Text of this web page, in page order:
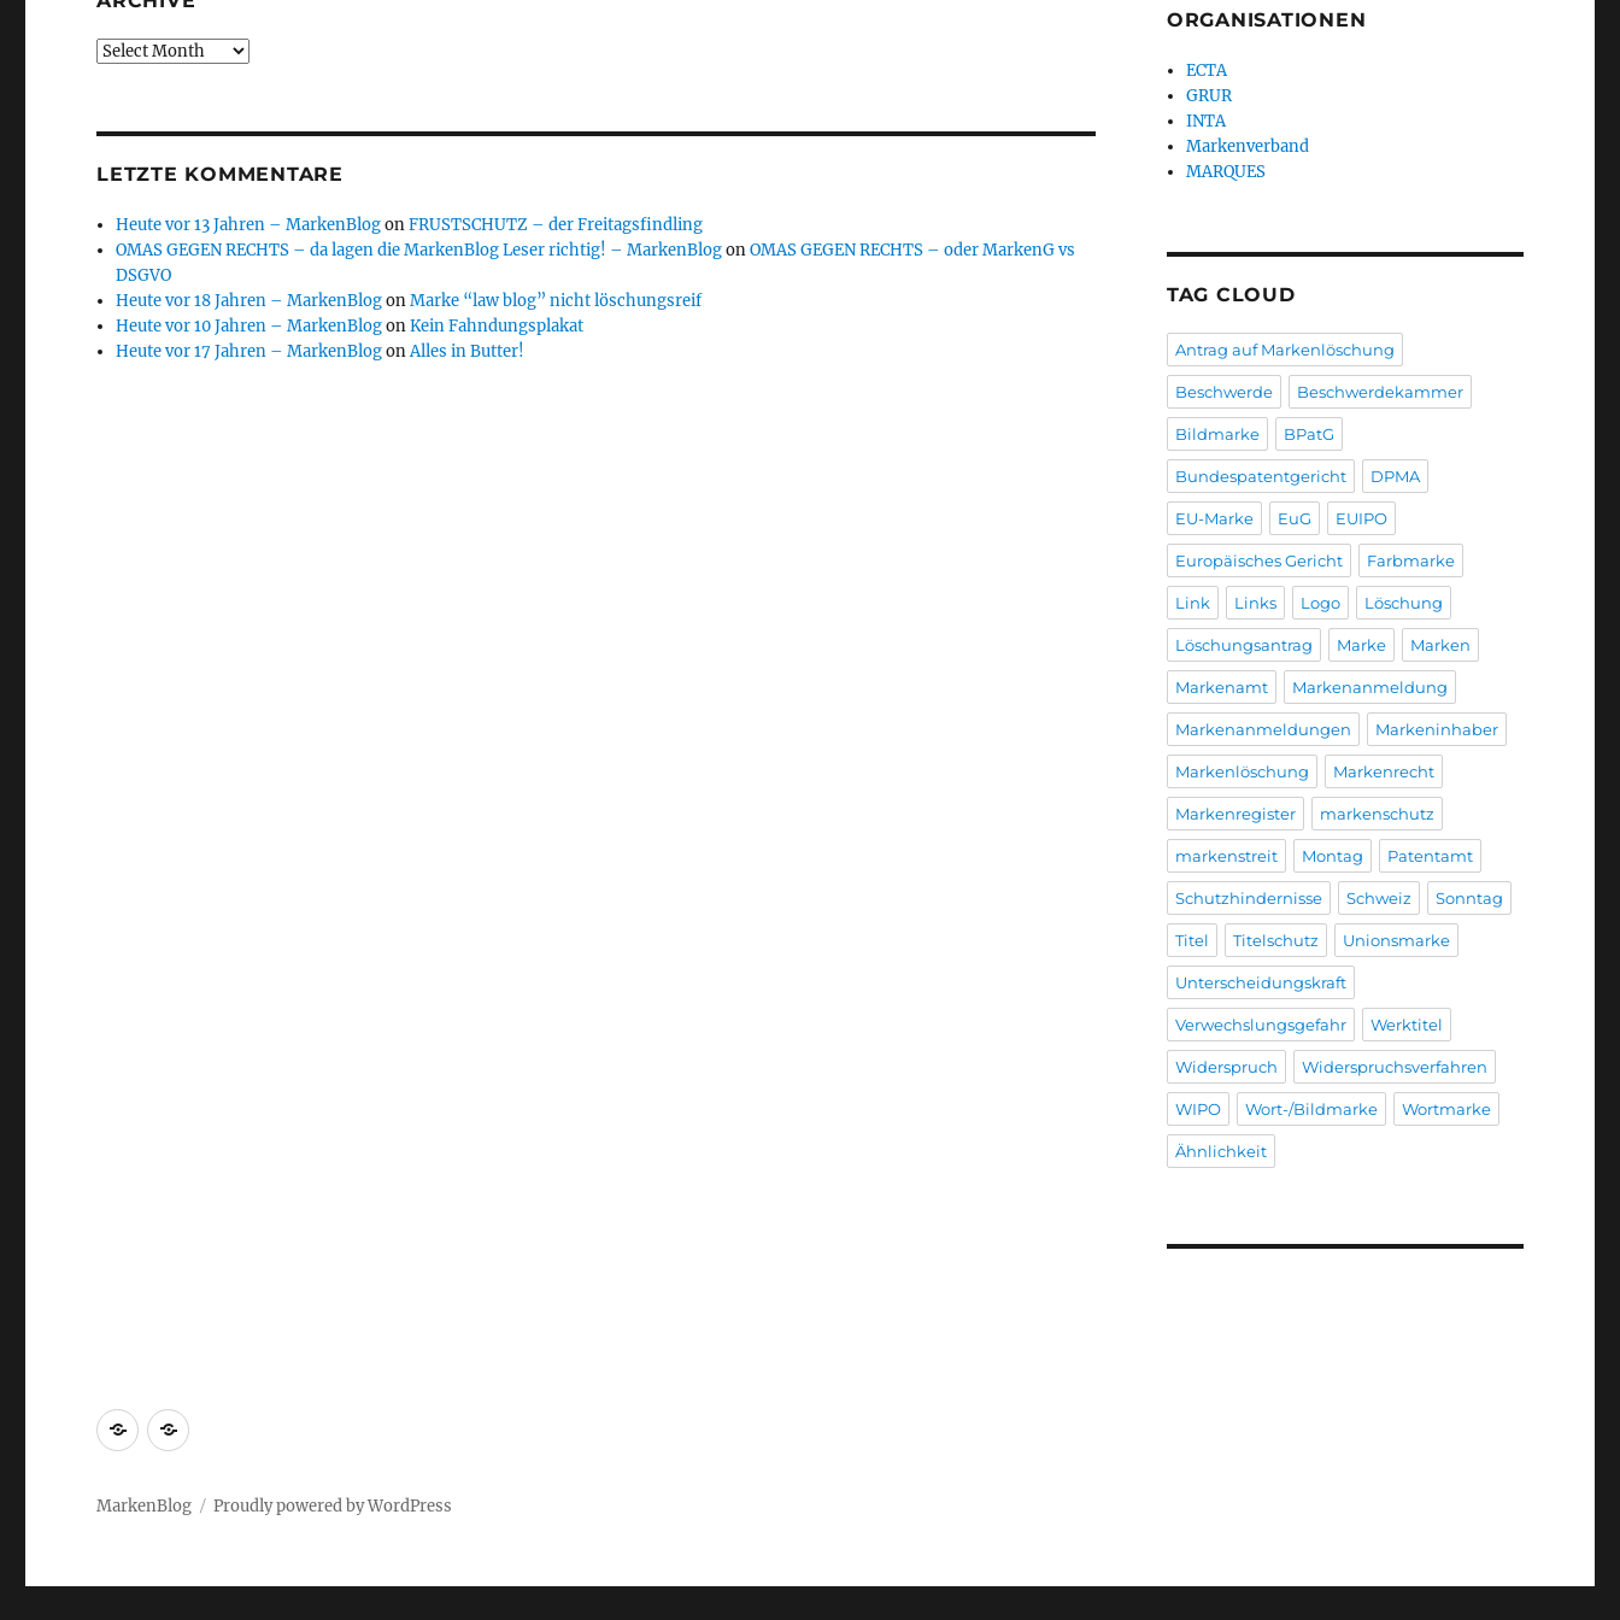
Archive
LETZTE KOMMENTARE
Heute vor 13 Jahren – MarkenBlogonFRUSTSCHUTZ – der Freitagsfindling
OMAS GEGEN RECHTS – da lagen die MarkenBlog Leser richtig! – MarkenBlogonOMAS GEGEN RECHTS – oder MarkenG vs
DSGVO
Heute vor 18 Jahren – MarkenBlogonMarke “law blog” nicht löschungsreif
Heute vor 10 Jahren – MarkenBlogonKein Fahndungsplakat
Heute vor 17 Jahren – MarkenBlogonAlles in Butter!
ORGANISATIONEN
ECTA
GRUR
INTA
Markenverband
MARQUES
TAG CLOUD
Antrag auf Markenlöschung
Beschwerde Beschwerdekammer
Bildmarke BPatG
Bundespatentgericht DPMA
EU-Marke EuG EUIPO
Europäisches Gericht Farbmarke
Link Links Logo Löschung
Löschungsantrag Marke Marken
Markenamt Markenanmeldung
Markenanmeldungen Markeninhaber
Markenlöschung Markenrecht
Markenregister markenschutz
markenstreit Montag Patentamt
Schutzhindernisse Schweiz Sonntag
Titel Titelschutz Unionsmarke
Unterscheidungskraft
Verwechslungsgefahr Werktitel
Widerspruch Widerspruchsverfahren
WIPO Wort-/Bildmarke Wortmarke
Ähnlichkeit
Markenrecherche
Gastbeiträge
MarkenBlog Proudly powered by WordPress